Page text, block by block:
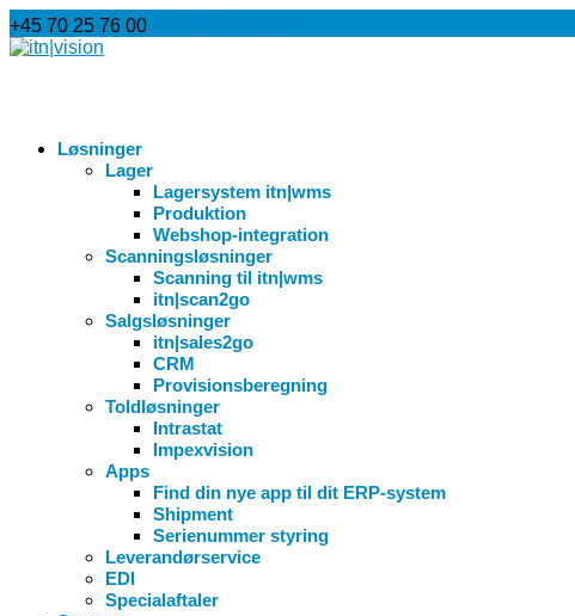
+45 70 25 76 00
Løsninger
Lager
Lagersystem itn|wms
Produktion
Webshop-integration
Scanningsløsninger
Scanning til itn|wms
itn|scan2go
Salgsløsninger
itn|sales2go
CRM
Provisionsberegning
Toldløsninger
Intrastat
Impexvision
Apps
Find din nye app til dit ERP-system
Shipment
Serienummer styring
Leverandørservice
EDI
Specialaftaler